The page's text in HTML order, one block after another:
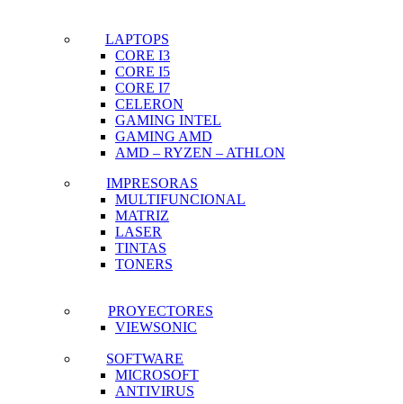
LAPTOPS
CORE I3
CORE I5
CORE I7
CELERON
GAMING INTEL
GAMING AMD
AMD – RYZEN – ATHLON
IMPRESORAS
MULTIFUNCIONAL
MATRIZ
LASER
TINTAS
TONERS
PROYECTORES
VIEWSONIC
SOFTWARE
MICROSOFT
ANTIVIRUS